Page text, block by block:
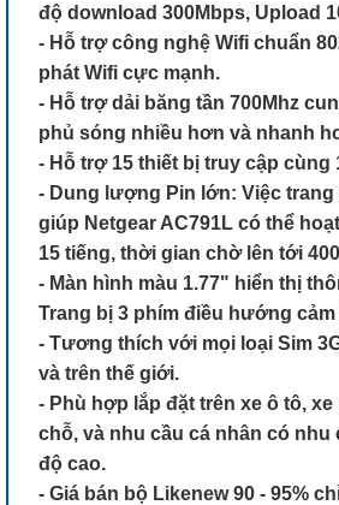
độ download 300Mbps, Upload
- Hỗ trợ công nghệ Wifi chuẩn
phát Wifi cực mạnh.
- Hỗ trợ dải băng tần 700Mhz
phủ sóng nhiều hơn và nhanh
- Hỗ trợ 15 thiết bị truy cập cùng
- Dung lượng Pin lớn: Việc trang
giúp Netgear AC791L có thể
15 tiếng, thời gian chờ lên tới
- Màn hình màu 1.77" hiển thị
Trang bị 3 phím điều hướng
- Tương thích với mọi loại Sim
và trên thế giới.
- Phù hợp lắp đặt trên xe ô tô,
chỗ, và nhu cầu cá nhân có nhu
độ cao.
- Giá bán bộ Likenew 90 - 95%